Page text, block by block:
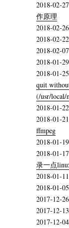
2018-02-
作原理
2018-02-
2018-02-
2018-02-
2018-01-
2018-01-
quit
(/usr/local/
2018-01-
2018-01-
ffmpeg
2018-01-
2018-01-
录一点
2018-01-
2018-01-
2017-12-
2017-12-
2017-12-